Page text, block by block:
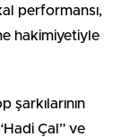
performansı,
hakimiyetiyle
şarkılarının
Çal” ve